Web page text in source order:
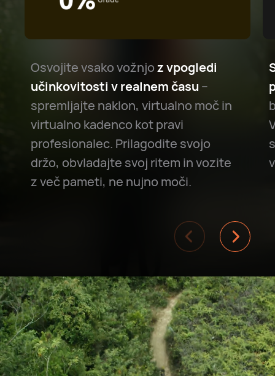
Osvojite vsako vožnjoz vpogledi
učinkovitosti v realnem času –
spremljajte naklon, virtualno moč in
virtualno kadenco kot pravi
profesionalec. Prilagodite svojo
držo, obvladajte svoj ritem in vozite
z več pameti, ne nujno moči.